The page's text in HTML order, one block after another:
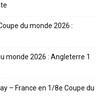
du monde 2026 :
monde 2026 : Angleterre 1
– France en 1/8e Coupe du